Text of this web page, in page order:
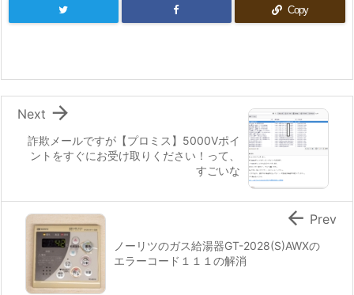
Copy
詐欺メールですが【プロミス】5000Vポイ
ントをすぐにお受け取りください！って、
すごいな

Next
ノーリツのガス給湯器GT-2028(S)AWXの
エラーコード１１１の解消
 Prev